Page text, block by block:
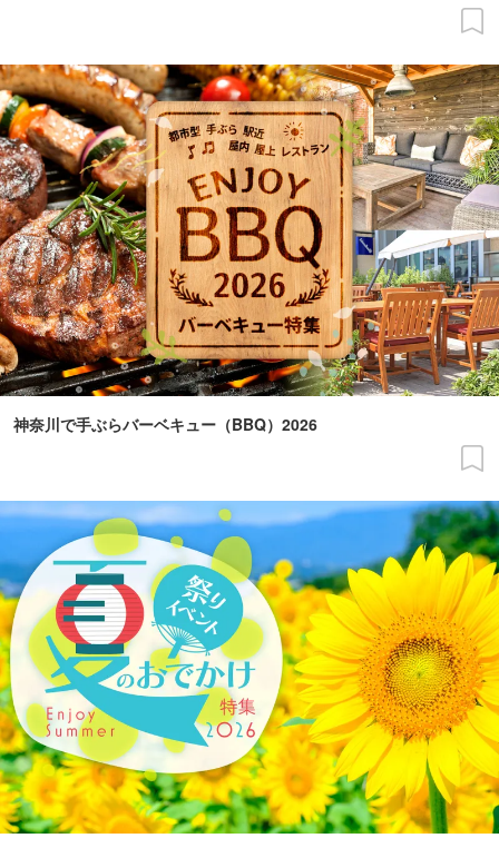
神奈川で手ぶらバーベキュー（BBQ）2026